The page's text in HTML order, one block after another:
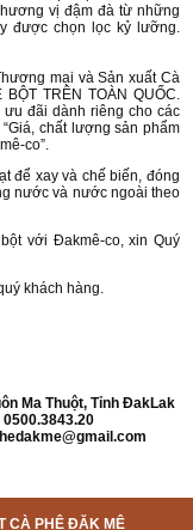
vị đậm đà từ những
được chọn lọc kỷ lưỡng.
mại và Sản xuất Cà
TRÊN TOÀN QUỐC.
đãi dành riêng cho các
chất lượng sản phẩm
co”.
để xay và chế biến, đóng
nước và nước ngoài theo
với Đakmê-co, xin Quý
khách hàng.
Ma Thuột, Tỉnh ĐakLak
CÀ PHÊ ĐĂK MÊ